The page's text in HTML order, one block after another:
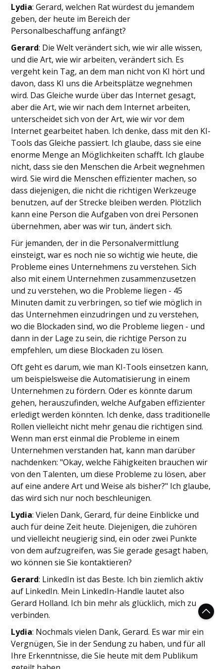
Lydia: Gerard, welchen Rat würdest du jemandem
geben, der heute im Bereich der
Personalbeschaffung anfängt?
Gerard: Die Welt verändert sich, wie wir alle wissen,
und die Art, wie wir arbeiten, verändert sich. Es
vergeht kein Tag, an dem man nicht von KI hört und
davon, dass KI uns die Arbeitsplätze wegnehmen
wird. Das Gleiche wurde über das Internet gesagt,
aber die Art, wie wir nach dem Internet arbeiten,
unterscheidet sich von der Art, wie wir vor dem
Internet gearbeitet haben. Ich denke, dass mit den KI-
Tools das Gleiche passiert. Ich glaube, dass sie eine
enorme Menge an Möglichkeiten schafft. Ich glaube
nicht, dass sie den Menschen die Arbeit wegnehmen
wird. Sie wird die Menschen effizienter machen, so
dass diejenigen, die nicht die richtigen Werkzeuge
benutzen, auf der Strecke bleiben werden. Plötzlich
kann eine Person die Aufgaben von drei Personen
übernehmen, aber was wir tun, ändert sich.
Für jemanden, der in die Personalvermittlung
einsteigt, war es noch nie so wichtig wie heute, die
Probleme eines Unternehmens zu verstehen. Sich
also mit einem Unternehmen zusammenzusetzen
und zu verstehen, wo die Probleme liegen - 45
Minuten damit zu verbringen, so tief wie möglich in
das Unternehmen einzudringen und zu verstehen,
wo die Blockaden sind, wo die Probleme liegen - und
dann in der Lage zu sein, die richtige Person zu
empfehlen, um diese Blockaden zu lösen.
Oft geht es darum, wie man KI-Tools einsetzen kann,
um beispielsweise die Automatisierung in einem
Unternehmen zu fördern. Oder es könnte darum
gehen, herauszufinden, welche Aufgaben effizienter
erledigt werden könnten. Ich denke, dass traditionelle
Rollen vielleicht nicht mehr genau die richtigen sind.
Wenn man erst einmal die Probleme in einem
Unternehmen verstanden hat, kann man darüber
nachdenken: "Okay, welche Fähigkeiten brauchen wir
von den Talenten, um diese Probleme zu lösen, aber
auf eine andere Art und Weise als bisher?" Ich glaube,
das wird sich nur noch beschleunigen.
Lydia: Vielen Dank, Gerard, für deine Einblicke und
auch für deine Zeit heute. Diejenigen, die zuhören
und vielleicht neugierig sind, ein oder zwei Punkte
von dem aufzugreifen, was Sie gerade gesagt haben,
wo können sie Sie kontaktieren?
Gerard: LinkedIn ist das Beste. Ich bin ziemlich aktiv
auf LinkedIn. Mein LinkedIn-Handle lautet also
Gerard Holland. Ich bin mehr als glücklich, mich zu
verbinden.
Lydia: Nochmals vielen Dank, Gerard. Es war mir ein
Vergnügen, Sie in der Sendung zu haben, und für all
Ihre Erkenntnisse, die Sie heute mit dem Publikum